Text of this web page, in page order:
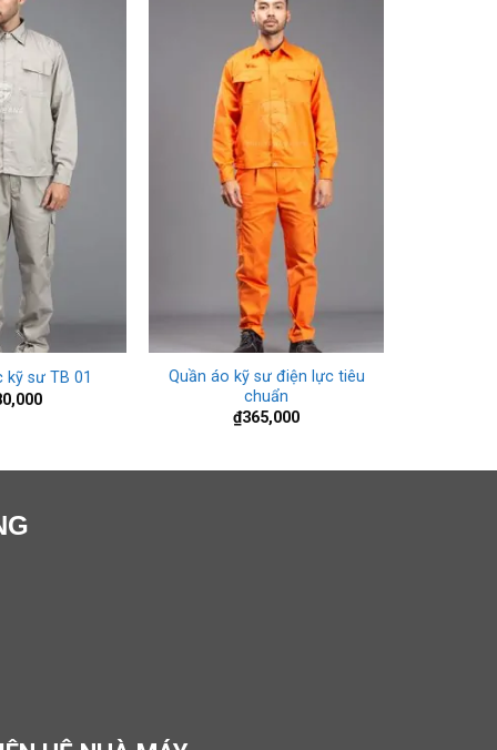
sư TB 01
Quần áo kỹ sư điện lực tiêu
chuẩn
₫365,000